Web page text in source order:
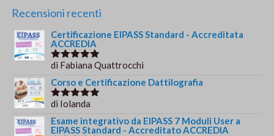
Recensioni recenti
Certificazione EIPASS Standard - Accreditata
ACCREDIA
Valutato5
di Fabiana Quattrocchi
Corso e Certificazione Dattilografia
Valutato5
di Iolanda
Esame integrativo da EIPASS 7 Moduli User a
EIPASS Standard - Accreditato ACCREDIA